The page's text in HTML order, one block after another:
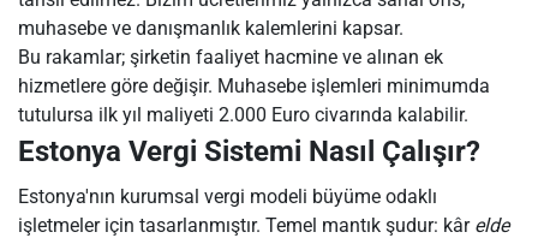
muhasebe ve danışmanlık kalemlerini kapsar.
Bu rakamlar; şirketin faaliyet hacmine ve alınan ek
hizmetlere göre değişir. Muhasebe işlemleri minimumda
tutulursa ilk yıl maliyeti 2.000 Euro civarında kalabilir.
Estonya Vergi Sistemi Nasıl Çalışır?
Estonya'nın kurumsal vergi modeli büyüme odaklı
işletmeler için tasarlanmıştır. Temel mantık şudur: kâr elde